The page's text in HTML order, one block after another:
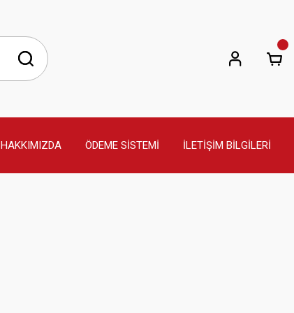
HAKKIMIZDA ÖDEME SİSTEMİ İLETİŞİM BİLGİLERİ